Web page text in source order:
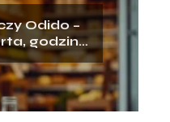
Odido –
godziny